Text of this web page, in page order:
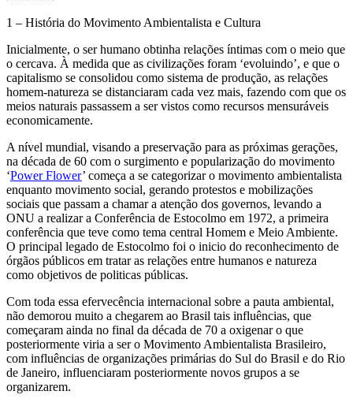
1 – História do Movimento Ambientalista e Cultura
Inicialmente, o ser humano obtinha relações íntimas com o meio que
o cercava. À medida que as civilizações foram ‘evoluindo’, e que o
capitalismo se consolidou como sistema de produção, as relações
homem-natureza se distanciaram cada vez mais, fazendo com que os
meios naturais passassem a ser vistos como recursos mensuráveis
economicamente.
A nível mundial, visando a preservação para as próximas gerações,
na década de 60 com o surgimento e popularização do movimento
‘Power Flower’ começa a se categorizar o movimento ambientalista
enquanto movimento social, gerando protestos e mobilizações
sociais que passam a chamar a atenção dos governos, levando a
ONU a realizar a Conferência de Estocolmo em 1972, a primeira
conferência que teve como tema central Homem e Meio Ambiente.
O principal legado de Estocolmo foi o inicio do reconhecimento de
órgãos públicos em tratar as relações entre humanos e natureza
como objetivos de politicas públicas.
Com toda essa efervecência internacional sobre a pauta ambiental,
não demorou muito a chegarem ao Brasil tais influências, que
começaram ainda no final da década de 70 a oxigenar o que
posteriormente viria a ser o Movimento Ambientalista Brasileiro,
com influências de organizações primárias do Sul do Brasil e do Rio
de Janeiro, influenciaram posteriormente novos grupos a se
organizarem.